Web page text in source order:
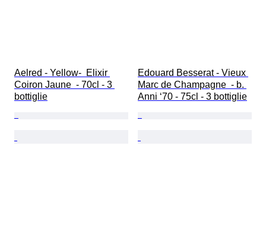
Aelred - Yellow-  Elixir
Coiron Jaune  - 70cl - 3
bottiglie
Edouard Besserat - Vieux
Marc de Champagne  - b.
Anni ‘70 - 75cl - 3 bottiglie